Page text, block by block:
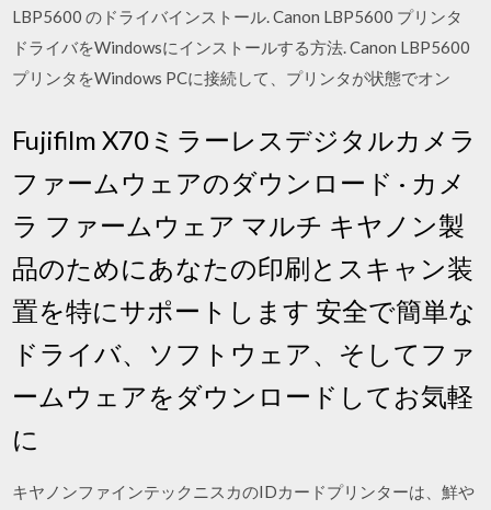
LBP5600 のドライバインストール. Canon LBP5600 プリンタ
ドライバをWindowsにインストールする方法. Canon LBP5600
プリンタをWindows PCに接続して、プリンタが状態でオン
Fujifilm X70ミラーレスデジタルカメラ
ファームウェアのダウンロード · カメ
ラ ファームウェア マルチ キヤノン製
品のためにあなたの印刷とスキャン装
置を特にサポートします 安全で簡単な
ドライバ、ソフトウェア、そしてファ
ームウェアをダウンロードしてお気軽
に
キヤノンファインテックニスカのIDカードプリンターは、鮮や